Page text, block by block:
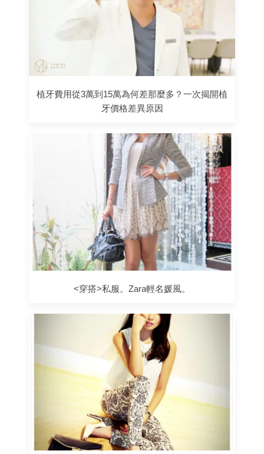
植牙費用從3萬到15萬為何差那麼多？一次揭開植
牙價格差異原因
<穿搭>私服。Zara輕名媛風。